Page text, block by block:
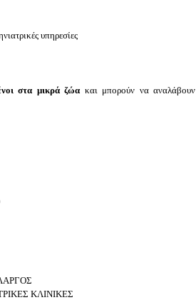
υπηρεσίες
στα μικρά ζώα και μπορούν να αναλάβουν
ΚΛΙΝΙΚΕΣ